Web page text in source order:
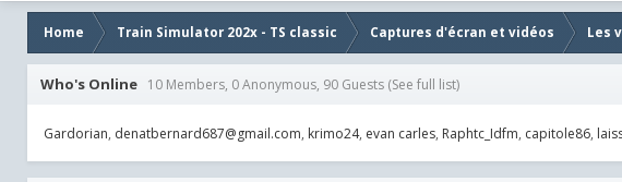
Home Train Simulator 202x - TS classic Captures d'écran et vidéos Les
Who's Online 10 Members, 0 Anonymous, 90 Guests (See full list)
Gardorian denatbernard687@gmail.com krimo24 evan carles Raphtc_Idfm capitole86